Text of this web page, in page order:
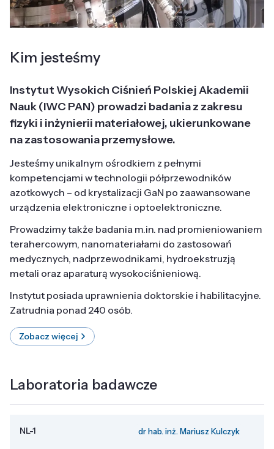
Kim jesteśmy
Instytut Wysokich Ciśnień Polskiej Akademii
Nauk (IWC PAN) prowadzi badania z zakresu
fizyki i inżynierii materiałowej, ukierunkowane
na zastosowania przemysłowe.
Jesteśmy unikalnym ośrodkiem z pełnymi
kompetencjami w technologii półprzewodników
azotkowych – od krystalizacji GaN po zaawansowane
urządzenia elektroniczne i optoelektroniczne.
Prowadzimy także badania m.in. nad promieniowaniem
terahercowym, nanomateriałami do zastosowań
medycznych, nadprzewodnikami, hydroekstruzją
metali oraz aparaturą wysokociśnieniową.
Instytut posiada uprawnienia doktorskie i habilitacyjne.
Zatrudnia ponad 240 osób.
Zobacz więcej
Laboratoria badawcze
NL-1 dr hab. inż. Mariusz Kulczyk